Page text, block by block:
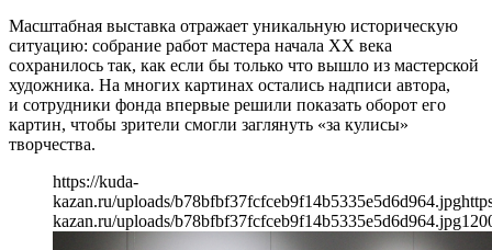
Масштабная выставка отражает уникальную историческую
ситуацию: собрание работ мастера начала XX века
сохранилось так, как если бы только что вышло из мастерской
художника. На многих картинах остались надписи автора,
и сотрудники фонда впервые решили показать оборот его
картин, чтобы зрители смогли заглянуть «за кулисы»
творчества.
https://kuda-
kazan.ru/uploads/b78bfbf37fcfceb9f14b5335e5d6d964.jpg
kazan.ru/uploads/b78bfbf37fcfceb9f14b5335e5d6d964.jpg